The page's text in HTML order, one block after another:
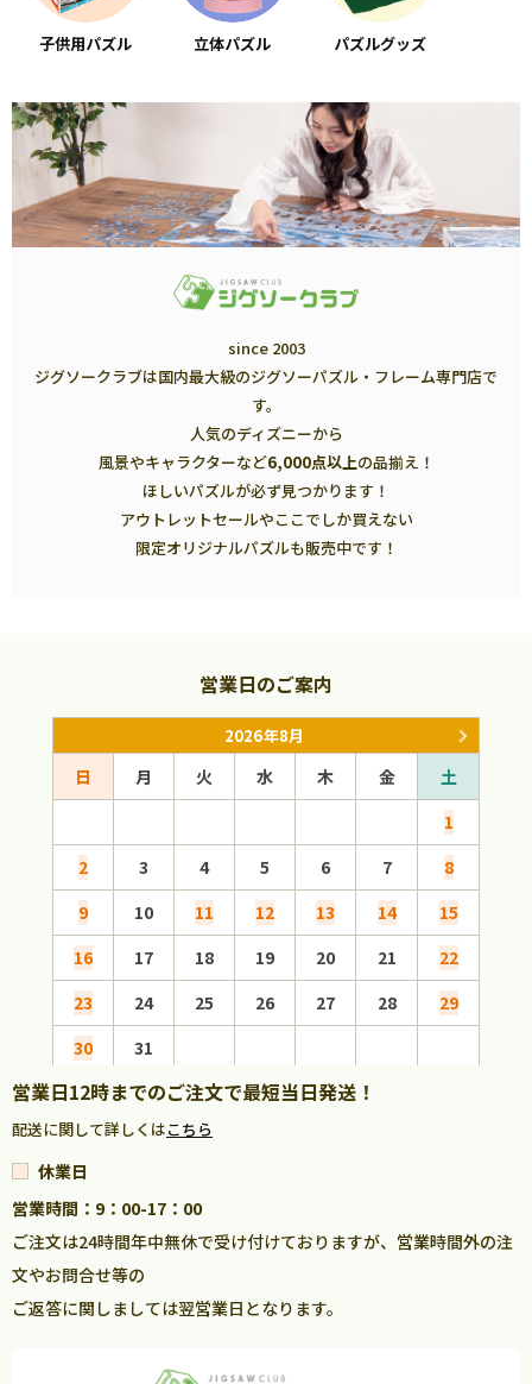
子供用パズル 立体パズル パズルグッズ
since 2003
ジグソークラブは国内最大級のジグソーパズル・フレーム専門店で
す。
人気のディズニーから
風景やキャラクターなど6,000点以上の品揃え！
ほしいパズルが必ず見つかります！
アウトレットセールやここでしか買えない
限定オリジナルパズルも販売中です！
営業日のご案内
2026年8月
日 月 火 水 木 金
土
1
2
3 4 5 6 7
8
9
10 11 12 13 14
15
16
17 18 19 20 21
22
23
24 25 26 27 28
29
30
31
営業日12時までのご注文で最短当日発送！
配送に関して詳しくはこちら
休業日
営業時間：9：00-17：00
ご注文は24時間年中無休で受け付けておりますが、営業時間外の注
文やお問合せ等の
ご返答に関しましては翌営業日となります。